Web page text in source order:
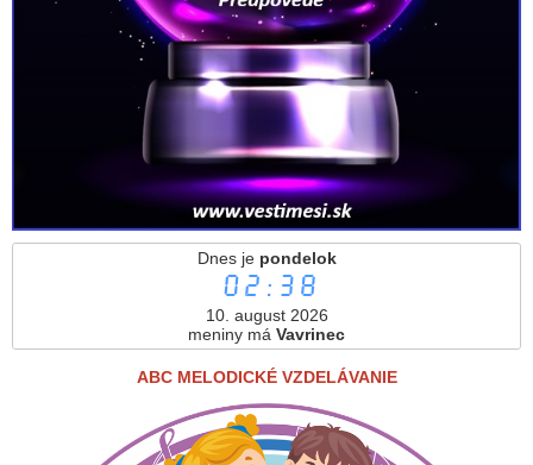
Dnes je pondelok
02:38
10. august 2026
meniny má Vavrinec
ABC MELODICKÉ VZDELÁVANIE